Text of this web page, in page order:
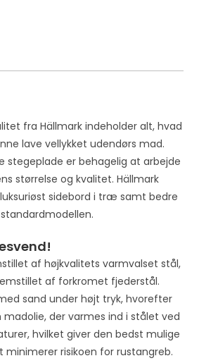
fra Hällmark indeholder alt, hvad
lave vellykket udendørs mad.
stegeplade er behagelig at arbejde
størrelse og kvalitet. Hällmark
sidebord i træ samt bedre
af højkvalitets varmvalset stål,
af forkromet fjederstål.
sand under højt tryk, hvorefter
der varmes ind i stålet ved
hvilket giver den bedst mulige
risikoen for rustangreb.